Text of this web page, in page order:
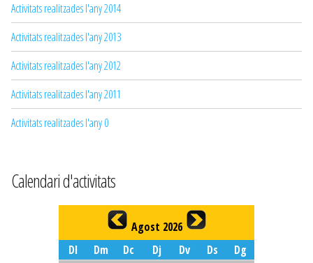
Activitats realitzades l'any 2014
Activitats realitzades l'any 2013
Activitats realitzades l'any 2012
Activitats realitzades l'any 2011
Activitats realitzades l'any 0
Calendari d'activitats
Agost 2026
Dl
Dm Dc Dj Dv Ds
Dg